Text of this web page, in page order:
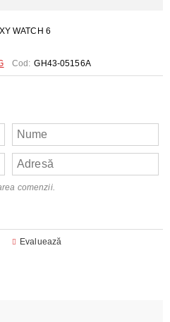
WATCH 6
Cod: GH43-05156A
comenzii.
Evaluează